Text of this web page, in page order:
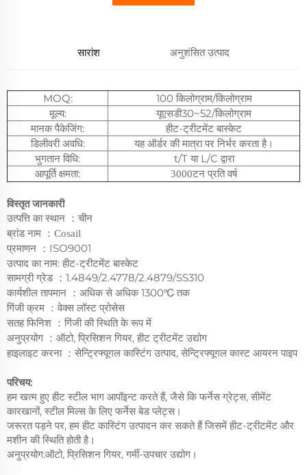
सारांश अनुशंसित उत्पाद
MOQ:
100 किलोग्राम/किलोग्राम
मूल्य:
यूएसडी30~52/किलोग्राम
मानक पैकेजिंग:
हीट-ट्रीटमेंट बास्केट
डिलीवरी अवधि:
यह ऑर्डर की मात्रा पर निर्भर करता है।
भुगतान विधि:
t/T या L/C द्वारा
आपूर्ति क्षमता:
3000टन प्रति वर्ष
विस्तृत जानकारी
उत्पत्ति का स्थान
： चीन
ब्रांड नाम
： Cosail
प्रमाणन ： ISO9001
उत्पाद का नाम: हीट-ट्रीटमेंट बास्केट
सामग्री ग्रेड ： 1.4849/2.4778/2.4879/SS310
कार्यशील तापमान
： अधिक से अधिक 1300℃ तक
गिंजी क्रम
： वेक्स लॉस्ट प्रोसेस
सतह फिनिश
： गिंजी की स्थिति के रूप में
अनुप्रयोग
： ऑटो, प्रिसिशन गियर, हीट ट्रीटमेंट उद्योग
हाइलाइट करना ： सेन्ट्रिफ्यूगल कास्टिंग उत्पाद, सेन्ट्रिफ्यूगल कास्ट आयरन पाइप
परिचय:
हम खत्म हुए हीट स्टील भाग आपॉइन्ट करते हैं, जैसे कि फर्नेस ग्रेट्स, सीमेंट
कारखानों, स्टील मिल्स के लिए फर्नेस बेड प्लेट्स।
जरूरत पड़ने पर, हम हीट कास्टिंग उत्पादन कर सकते हैं जिसमें हीट-ट्रीटमेंट और
मशीन की स्थिति होती है।
अनुप्रयोग:ऑटो, प्रिसिशन गियर, गर्मी-उपचार उद्योग।